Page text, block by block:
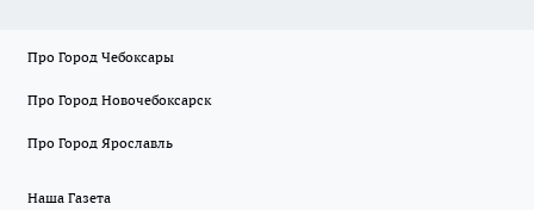
Про Город Чебоксары
Про Город Новочебоксарск
Про Город Ярославль
Наша Газета